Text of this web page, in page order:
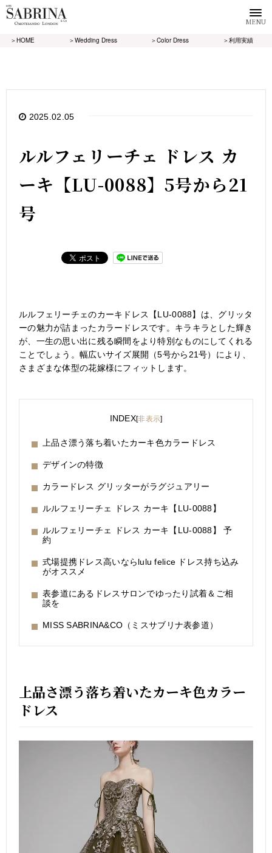
MENU
＞HOME ＞Wedding Dress ＞Color Dress ＞利用実績
2025.02.05
ルルフェリーチェ ドレス カ
ーキ【LU-0088】5号から21
号
ルルフェリーチェのカーキドレス【LU-0088】は、グリッタ
ーの魅力が詰まったカラードレスです。キラキラとした輝き
が、一生の思い出に残る瞬間をより特別なものにしてくれる
ことでしょう。幅広いサイズ展開（5号から21号）により、
さまざまな体型の花嫁様にフィットします。
INDEX[非表示]
上品さ漂う落ち着いたカーキ色カラードレス
デザインの特徴
カラードレス グリッターがラグジュアリー
ルルフェリーチェ ドレス カーキ【LU-0088】
ルルフェリーチェ ドレス カーキ【LU-0088】 予
約
式場提携ドレス高いならlulu felice ドレス持ち込み
がオススメ
表参道にあるドレスサロンでゆったり試着＆ご相
談を
MISS SABRINA&CO（ミスサブリナ表参道）
上品さ漂う落ち着いたカーキ色カラー
ドレス